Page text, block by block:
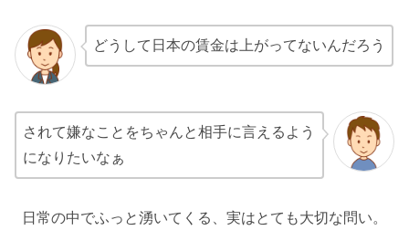
どうして日本の賃金は上がってないんだろう
されて嫌なことをちゃんと相手に言えるよう
になりたいなぁ
日常の中でふっと湧いてくる、実はとても大切な問い。